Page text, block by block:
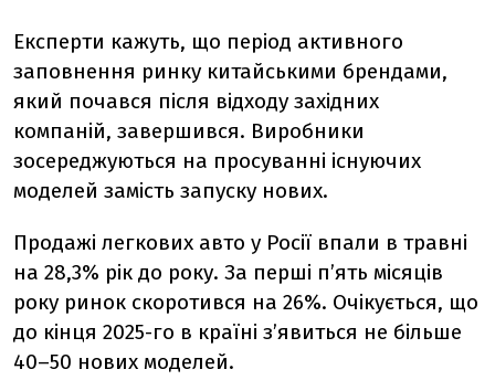
Експерти кажуть, що період активного
заповнення ринку китайськими брендами,
який почався після відходу західних
компаній, завершився. Виробники
зосереджуються на просуванні існуючих
моделей замість запуску нових.
Продажі легкових авто у Росії впали в травні
на 28,3% рік до року. За перші п’ять місяців
року ринок скоротився на 26%. Очікується, що
до кінця 2025-го в країні з’явиться не більше
40–50 нових моделей.